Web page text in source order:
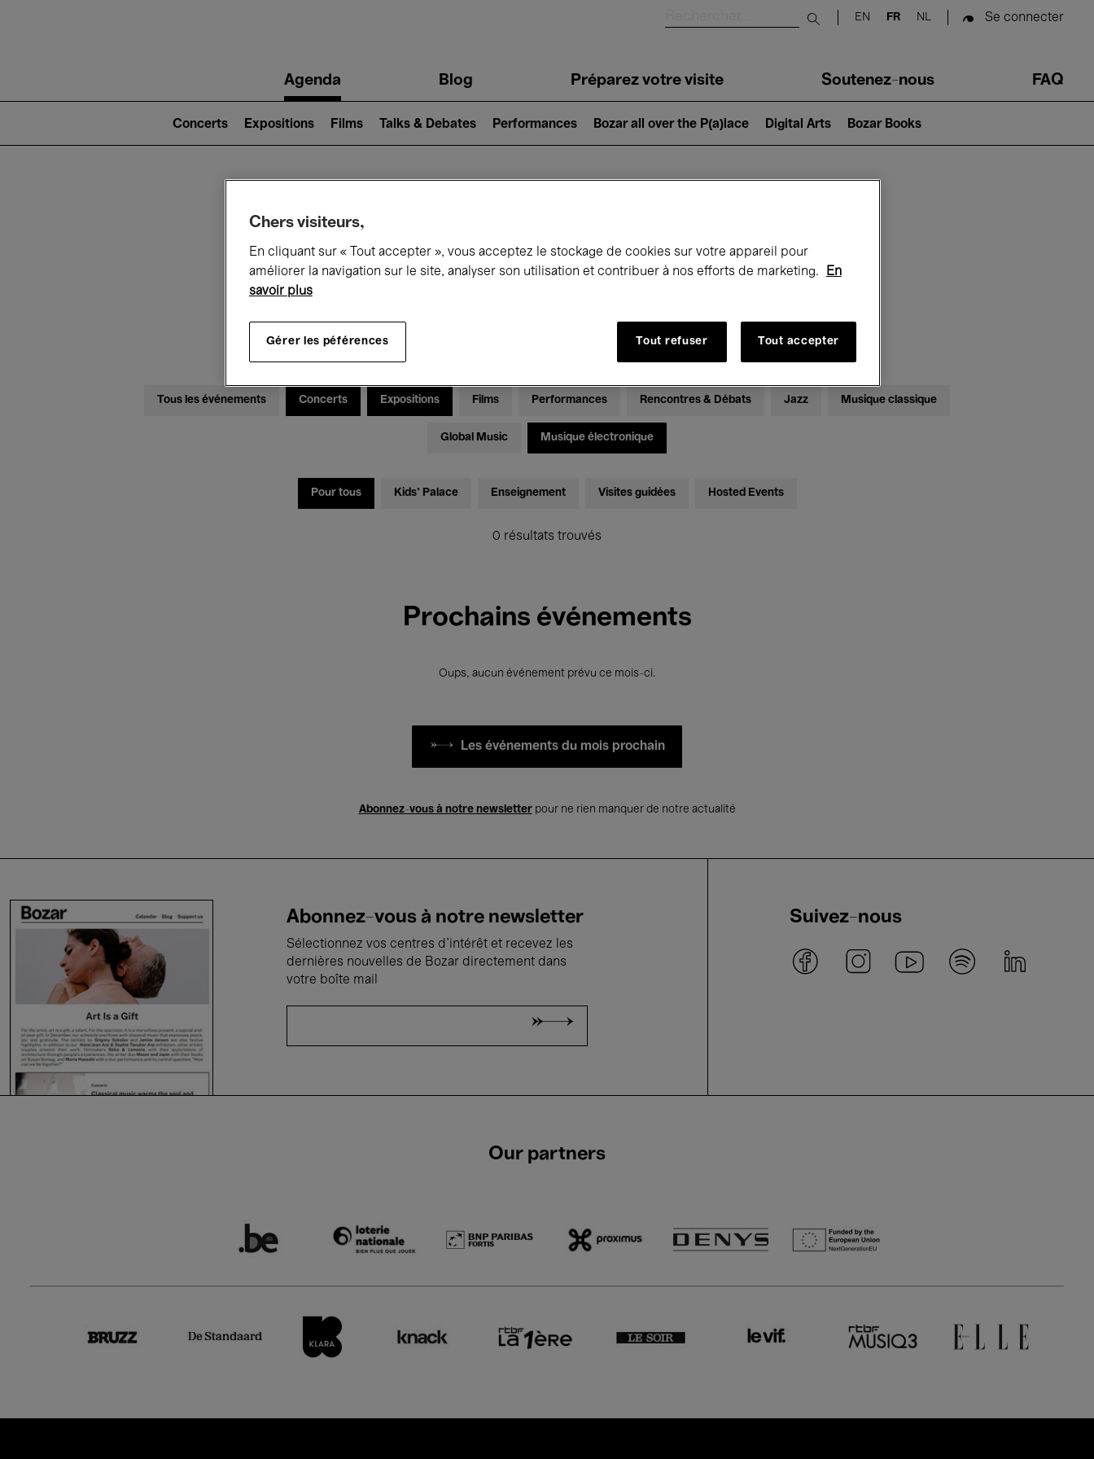
Submit search
EN FR NL Se connecter
navigationAgenda Blog Préparez votre visite Soutenez-nous FAQ
2)
Concerts Expositions Films Talks & Debates Performances Bozar all over the P(a)lace Digital Arts Bozar Books
Ce qui se passe à Bozar
Tous les événements Concerts Expositions Films Performances Rencontres & Débats Jazz Musique classique
Global Music Musique électronique
Pour tous Kids’ Palace Enseignement Visites guidées Hosted Events
0 résultats trouvés
Prochains événements
Oups, aucun événement prévu ce mois-ci.
Les événements du mois prochain
Abonnez-vous à notre newsletterpour ne rien manquer de notre actualité
Abonnez-vous à notre newsletter
Sélectionnez vos centres d'intérêt et recevez les
dernières nouvelles de Bozar directement dans
votre boîte mail
Suivez-nous
Our partners
Chers visiteurs,
En cliquant sur « Tout accepter », vous acceptez le stockage de cookies sur votre appareil pour
améliorer la navigation sur le site, analyser son utilisation et contribuer à nos efforts de marketing.
En
savoir plus
Gérer les péférences Tout refuser Tout accepter